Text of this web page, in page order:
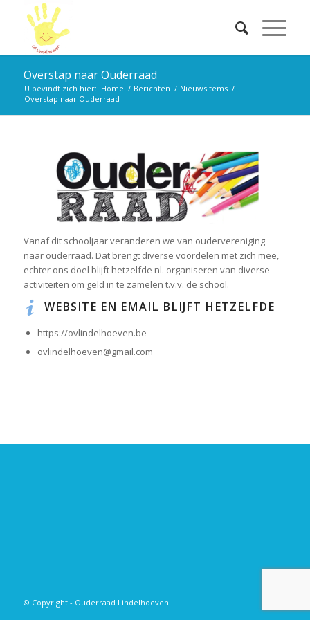
Overstap naar Ouderraad
U bevindt zich hier: Home / Berichten / Nieuwsitems /
Overstap naar Ouderraad
Vanaf dit schooljaar veranderen we van oudervereniging
naar ouderraad. Dat brengt diverse voordelen met zich mee,
echter ons doel blijft hetzelfde nl. organiseren van diverse
activiteiten om geld in te zamelen t.v.v. de school.
WEBSITE EN EMAIL BLIJFT HETZELFDE
https://ovlindelhoeven.be
ovlindelhoeven@gmail.com
© Copyright - Ouderraad Lindelhoeven